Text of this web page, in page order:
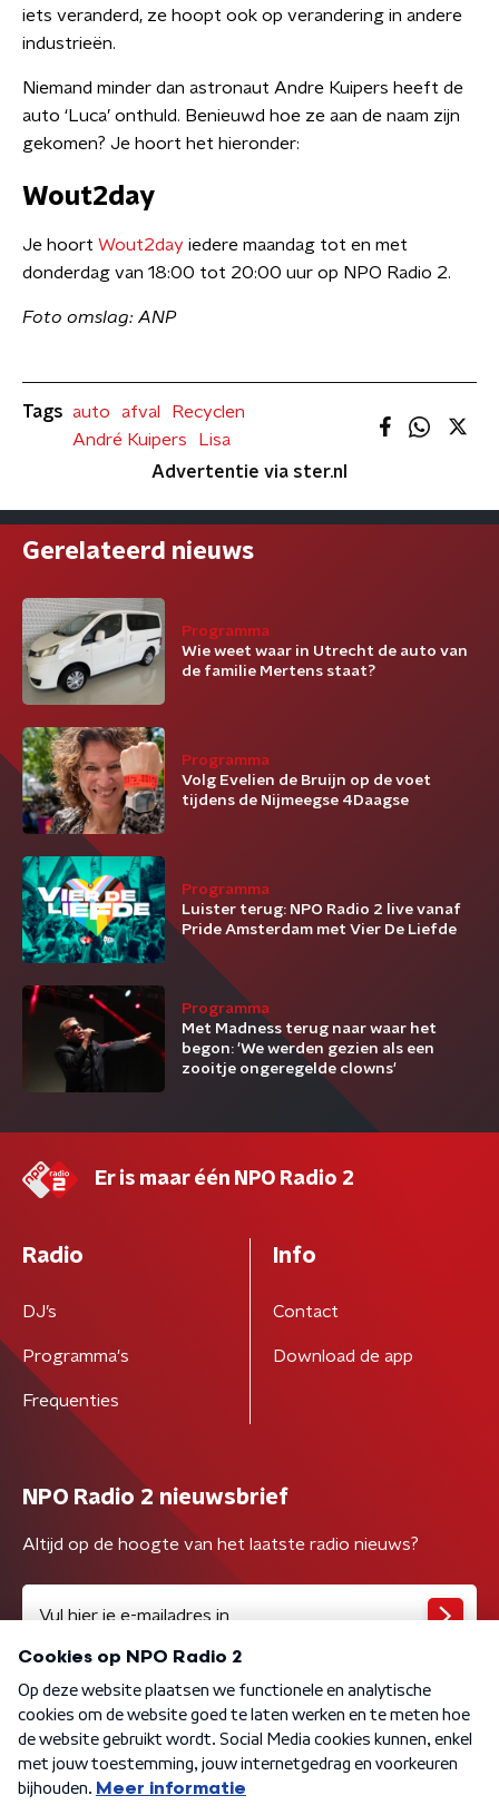
iets veranderd, ze hoopt ook op verandering in andere
industrieën.
Niemand minder dan astronaut Andre Kuipers heeft de
auto ‘Luca’ onthuld. Benieuwd hoe ze aan de naam zijn
gekomen? Je hoort het hieronder:
Wout2day
Je hoort Wout2day iedere maandag tot en met
donderdag van 18:00 tot 20:00 uur op NPO Radio 2.
Foto omslag: ANP
Tags auto afval
Recyclen
André Kuipers
Lisa
Advertentie via ster.nl
Gerelateerd nieuws
Programma
Wie weet waar in Utrecht de auto van
de familie Mertens staat?
Programma
Volg Evelien de Bruijn op de voet
tijdens de Nijmeegse 4Daagse
Programma
Luister terug: NPO Radio 2 live vanaf
Pride Amsterdam met Vier De Liefde
Programma
Met Madness terug naar waar het
begon: 'We werden gezien als een
zooitje ongeregelde clowns'
Er is maar één NPO Radio 2
Radio
DJ’s
Programma's
Frequenties
Info
Contact
Download de app
NPO Radio 2 nieuwsbrief
Altijd op de hoogte van het laatste radio nieuws?
Algemene voorwaarden